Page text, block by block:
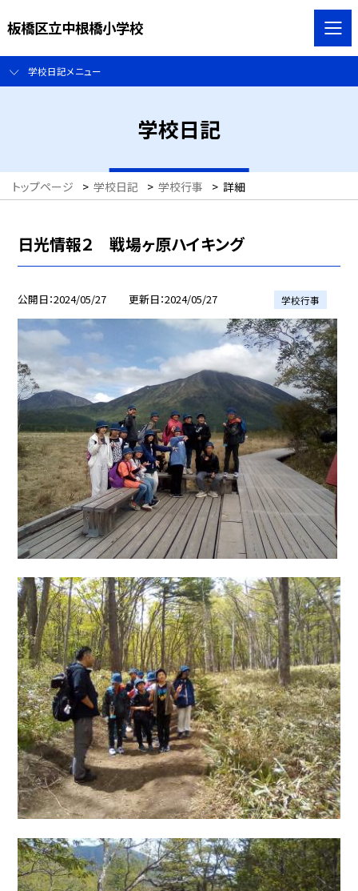
板橋区立中根橋小学校
学校日記メニュー
学校日記
トップページ > 学校日記 > 学校行事 > 詳細
日光情報２ 戦場ヶ原ハイキング
公開日 2024/05/27 更新日 2024/05/27 学校行事